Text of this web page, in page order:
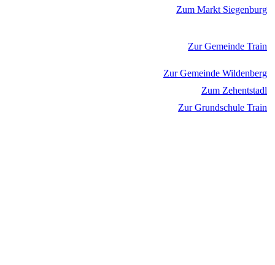
Zum Markt Siegenburg
Zur Gemeinde Train
Zur Gemeinde Wildenberg
Zum Zehentstadl
Zur Grundschule Train